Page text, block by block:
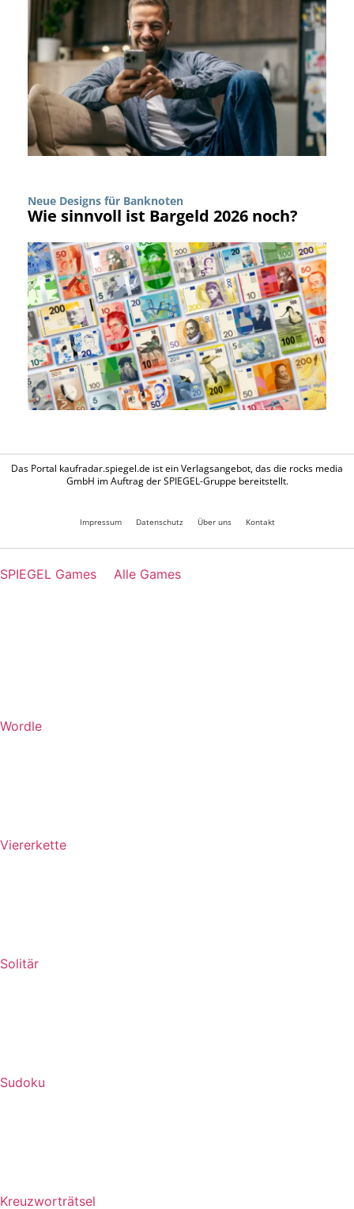
Neue Designs für Banknoten
Wie sinnvoll ist Bargeld 2026 noch?
Das Portal kaufradar.spiegel.de ist ein Verlagsangebot, das die rocks media
GmbH im Auftrag der SPIEGEL-Gruppe bereitstellt.
Impressum Datenschutz Über uns Kontakt
SPIEGEL Games Alle Games
Wordle
Viererkette
Solitär
Sudoku
Kreuzworträtsel